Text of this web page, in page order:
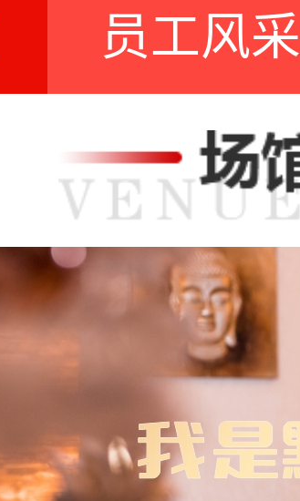
员工风采